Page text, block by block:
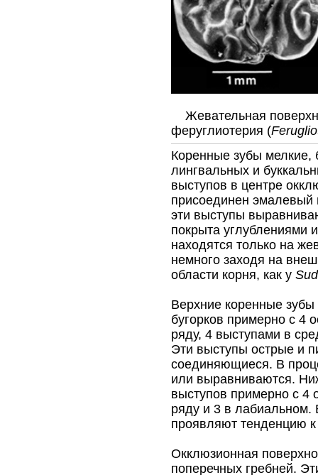
Жевательная
феруглиотерия (
Коренные зубы мелкие,
лингвальных и
выступов в центре
присоединен эмалевый
эти выступы
покрыта углублениями
находятся только на
немного заходя на
области корня, как у
Верхние коренные
бугорков примерно с 4
ряду, 4 выступами в
Эти выступы острые и
соединяющиеся. В
или выравниваются.
выступов примерно с 4
ряду и 3 в
проявляют тенденцию
Окклюзионная
поперечных гребней.